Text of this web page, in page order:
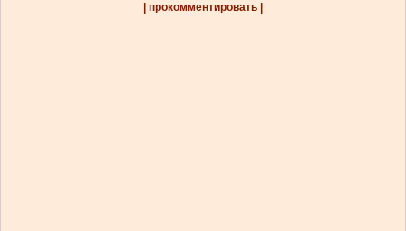
| прокомментировать |